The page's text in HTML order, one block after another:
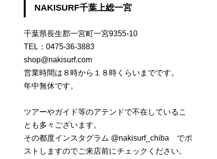
NAKISURF千葉上総一宮
千葉県長生郡一宮町一宮9355-10
TEL： 0475-36-3883
shop@nakisurf.com
営業時間は８時から１８時くらいまでです。
年中無休です。
ツアーやガイド等のアテンドで不在しているこ
とも多々ございます。
その都度インスタグラム @nakisurf_chiba でポ
ストしますのでご来店前にチェックください。